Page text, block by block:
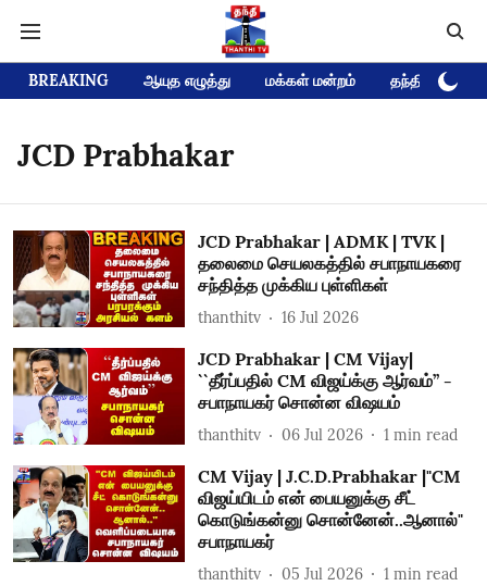
BREAKING ஆயுத எழுத்து மக்கள் மன்றம் தந்தி டிவி
JCD Prabhakar
JCD Prabhakar | ADMK | TVK |
தலைமை செயலகத்தில் சபாநாயகரை
சந்தித்த முக்கிய புள்ளிகள்
thanthitv 16 Jul 2026
JCD Prabhakar | CM Vijay|
``தீர்ப்பதில் CM விஜய்க்கு ஆர்வம்’’ -
சபாநாயகர் சொன்ன விஷயம்
thanthitv 06 Jul 2026 1 min read
CM Vijay | J.C.D.Prabhakar |"CM
விஜய்யிடம் என் பையனுக்கு சீட்
கொடுங்கன்னு சொன்னேன்..ஆனால்"
சபாநாயகர்
thanthitv 05 Jul 2026 1 min read